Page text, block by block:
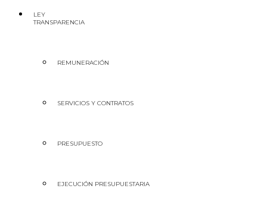
LEY
TRANSPARENCIA
REMUNERACIÓN
SERVICIOS Y CONTRATOS
PRESUPUESTO
EJECUCIÓN PRESUPUESTARIA